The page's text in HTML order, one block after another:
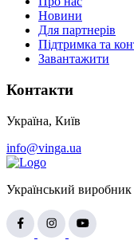
Новини
Для партнерів
Підтримка та
Завантажити
Контакти
Україна, Київ
info@vinga.ua
Український виробник